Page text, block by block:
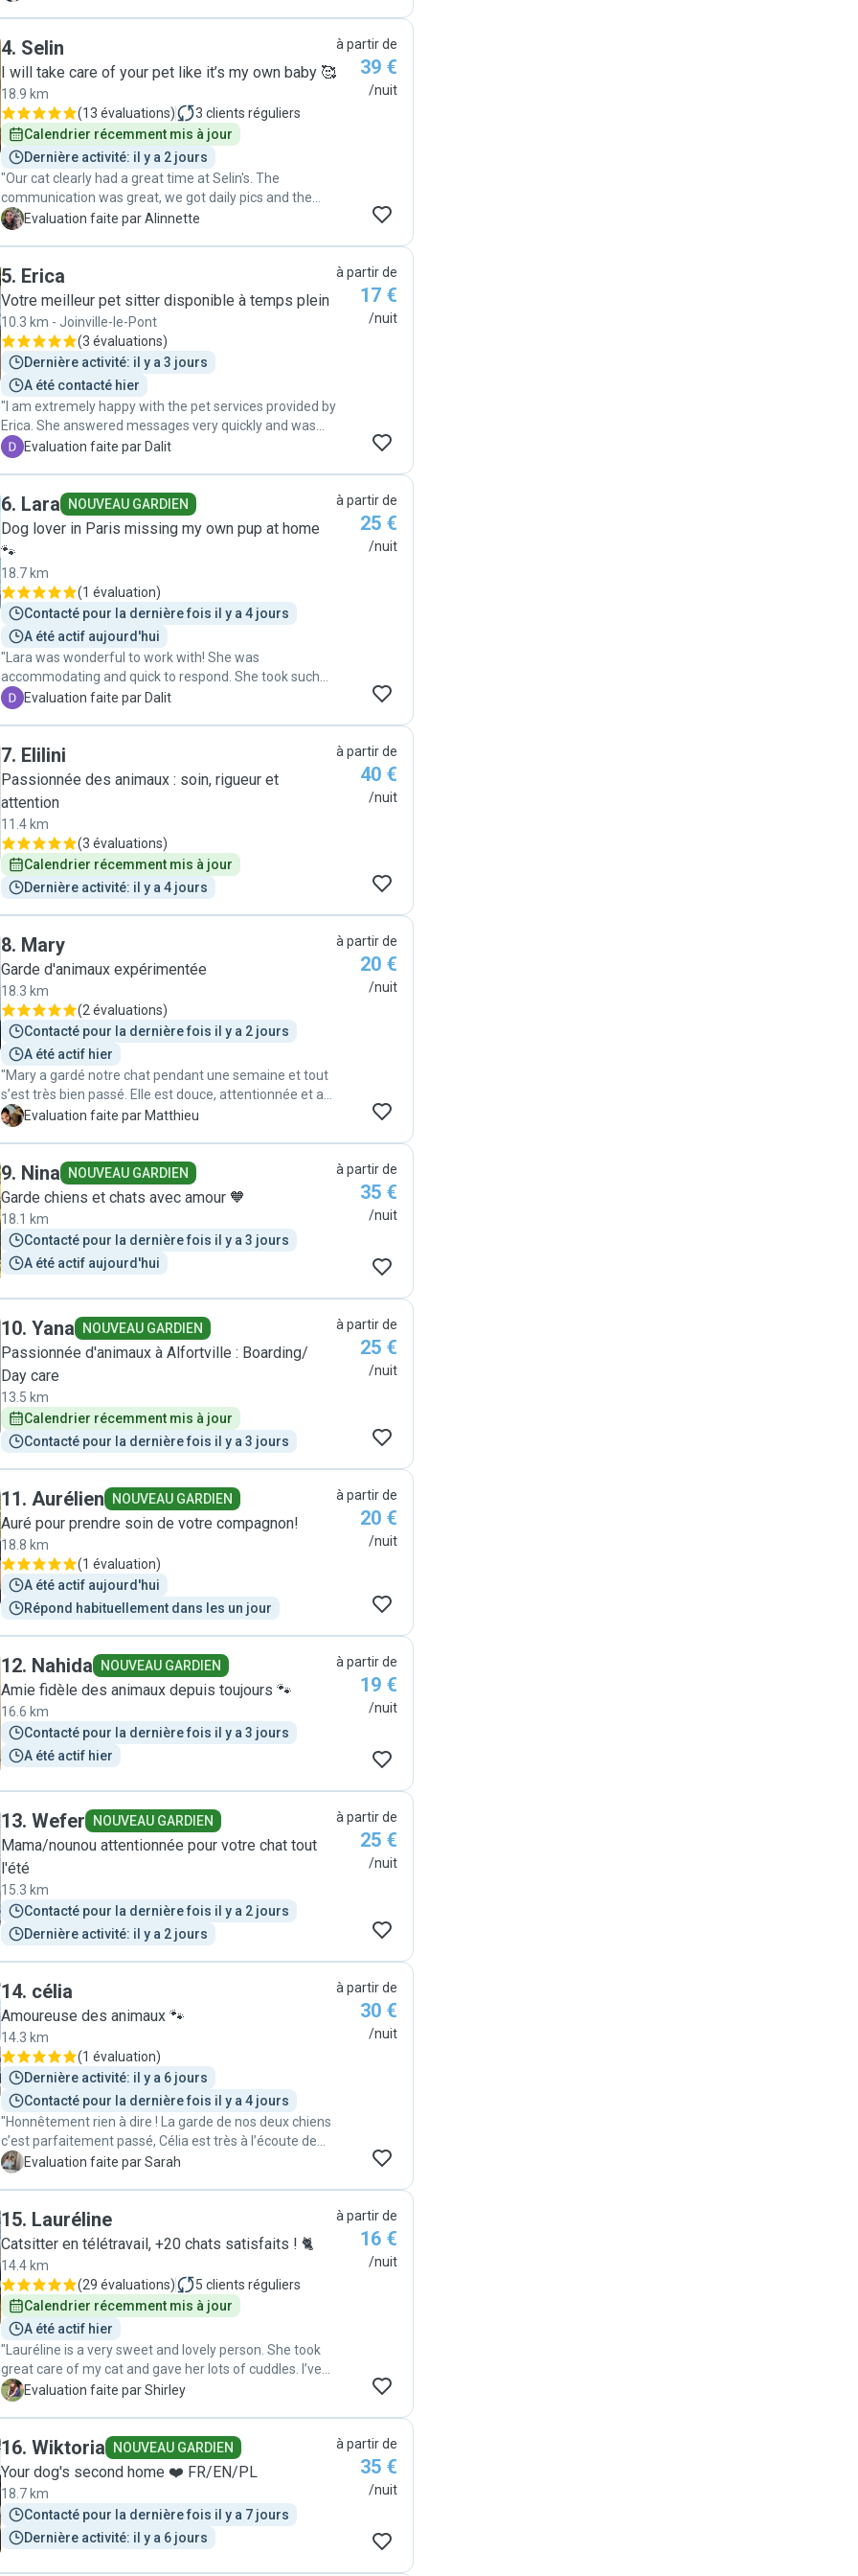
recuperare e riportare il vostro piccolo amico! È molto
attento e invia foto e video de vostro cane tutto i giorni!
Carlo ha cuti sicuramente una bellissima settimana nel
vedremo prestissimo! "
été très reconnaissante ! "
4. Selin
I will take care of your pet like it’s my own baby 🥰
18.9 km
(13 évaluations) 3 clients réguliers
Calendrier récemment mis à jour
Dernière activité: il y a 2 jours
"Our cat clearly had a great time at Selin's. The
communication was great, we got daily pics and the
drop off/pick up was very smooth. Great pet sitter. "
A Evaluation faite par Alinnette
à partir de
39 €
/nuit
5. Erica
Votre meilleur pet sitter disponible à temps plein
10.3 km - Joinville-le-Pont
(3 évaluations)
Dernière activité: il y a 3 jours
A été contacté hier
"I am extremely happy with the pet services provided by
Erica. She answered messages very quickly and was
available last minute to watch my dog. Throughout the
was being well taken care of. I will definitely hire Erica
again! "
D Evaluation faite par Dalit
à partir de
17 €
/nuit
6. Lara NOUVEAU GARDIEN
Dog lover in Paris missing my own pup at home
🐾
18.7 km
(1 évaluation)
Contacté pour la dernière fois il y a 4 jours
A été actif aujourd'hui
"Lara was wonderful to work with! She was
accommodating and quick to respond. She took such
great care of my dog and sent lots of pictures
D Evaluation faite par Dalit
à partir de
25 €
/nuit
7. Elilini
Passionnée des animaux : soin, rigueur et
attention
11.4 km
(3 évaluations)
Calendrier récemment mis à jour
Dernière activité: il y a 4 jours
à partir de
40 €
/nuit
8. Mary
Garde d'animaux expérimentée
18.3 km
(2 évaluations)
Contacté pour la dernière fois il y a 2 jours
A été actif hier
"Mary a gardé notre chat pendant une semaine et tout
s’est très bien passé. Elle est douce, attentionnée et a
même réussi à lui donner son médicament avec une
M Evaluation faite par Matthieu
à partir de
20 €
/nuit
9. Nina NOUVEAU GARDIEN
Garde chiens et chats avec amour 🧡
18.1 km
Contacté pour la dernière fois il y a 3 jours
A été actif aujourd'hui
à partir de
35 €
/nuit
10. Yana NOUVEAU GARDIEN
Passionnée d'animaux à Alfortville : Boarding/
Day care
13.5 km
Calendrier récemment mis à jour
Contacté pour la dernière fois il y a 3 jours
à partir de
25 €
/nuit
11. Aurélien NOUVEAU GARDIEN
Auré pour prendre soin de votre compagnon!
18.8 km
(1 évaluation)
A été actif aujourd'hui
Répond habituellement dans les un jour
à partir de
20 €
/nuit
12. Nahida NOUVEAU GARDIEN
Amie fidèle des animaux depuis toujours 🐾
16.6 km
Contacté pour la dernière fois il y a 3 jours
A été actif hier
à partir de
19 €
/nuit
13. Wefer NOUVEAU GARDIEN
Mama/nounou attentionnée pour votre chat tout
l'été
15.3 km
Contacté pour la dernière fois il y a 2 jours
Dernière activité: il y a 2 jours
à partir de
25 €
/nuit
14. célia
Amoureuse des animaux 🐾
14.3 km
(1 évaluation)
Dernière activité: il y a 6 jours
Contacté pour la dernière fois il y a 4 jours
"Honnêtement rien à dire ! La garde de nos deux chiens
c’est parfaitement passé, Célia est très à l’écoute de
nos inquiétudes et des caractères des chiens. Très
S Evaluation faite par Sarah
à partir de
30 €
/nuit
15. Lauréline
Catsitter en télétravail, +20 chats satisfaits ! 🐈
14.4 km
(29 évaluations) 5 clients réguliers
Calendrier récemment mis à jour
A été actif hier
"Lauréline is a very sweet and lovely person. She took
great care of my cat and gave her lots of cuddles. I’ve
used several other cat sitters before, but she is the only
any cat parent. 👍"
S Evaluation faite par Shirley
à partir de
16 €
/nuit
16. Wiktoria NOUVEAU GARDIEN
Your dog's second home ❤️ FR/EN/PL
18.7 km
Contacté pour la dernière fois il y a 7 jours
Dernière activité: il y a 6 jours
à partir de
35 €
/nuit